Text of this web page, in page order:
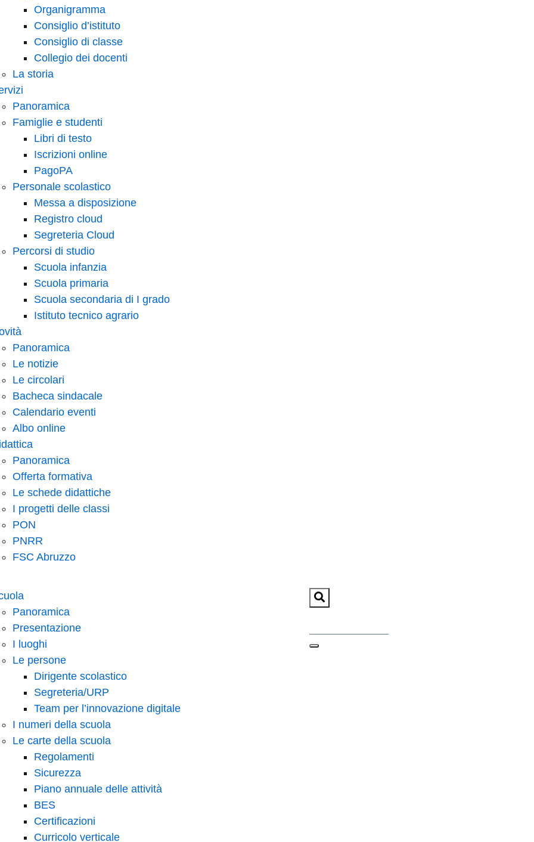
Organigramma
Consiglio d’istituto
Consiglio di classe
Collegio dei docenti
La storia
Panoramica
Famiglie e studenti
Libri di testo
Iscrizioni online
PagoPA
Personale scolastico
Messa a disposizione
Registro cloud
Segreteria Cloud
Percorsi di studio
Scuola infanzia
Scuola primaria
Scuola secondaria di I grado
Istituto tecnico agrario
Panoramica
Le notizie
Le circolari
Bacheca sindacale
Calendario eventi
Albo online
Panoramica
Offerta formativa
Le schede didattiche
I progetti delle classi
PON
PNRR
FSC Abruzzo
Panoramica
Presentazione
I luoghi
Le persone
Dirigente scolastico
Segreteria/URP
Team per l’innovazione digitale
I numeri della scuola
Le carte della scuola
Regolamenti
Sicurezza
Piano annuale delle attività
BES
Certificazioni
Curricolo verticale